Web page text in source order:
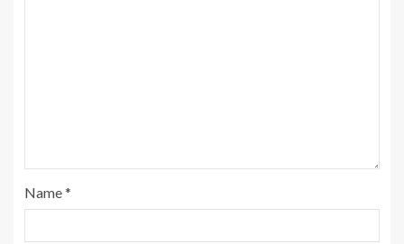
Name*